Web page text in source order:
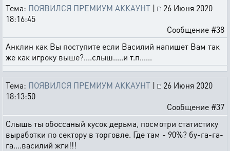
Тема: ПОЯВИЛСЯ ПРЕМИУМ АККАУНТ |
26 Июня 2020
18:16:45
Сообщение #38
Анклин как Вы поступите если Василий напишет Вам так
же как игроку выше?....слыш.....и т.п......
Тема: ПОЯВИЛСЯ ПРЕМИУМ АККАУНТ |
26 Июня 2020
18:13:50
Сообщение #37
Слышь ты обоссаный кусок дерьма, посмотри статистику
выработки по сектору в торговле. Где там - 90%? бу-га-га-
га....василий жги!!!